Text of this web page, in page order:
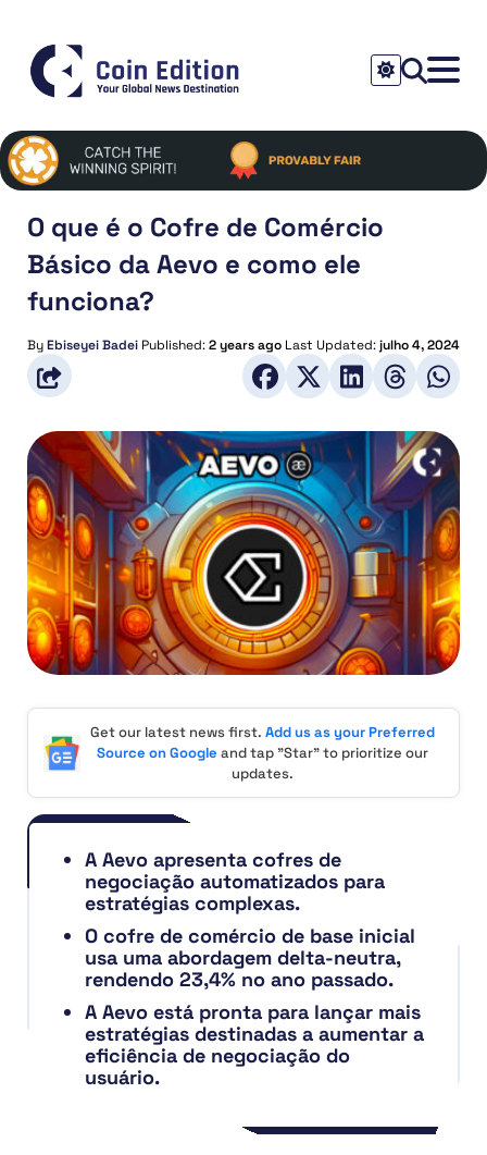
O que é o Cofre de Comércio
Básico da Aevo e como ele
funciona?
ByEbiseyei Badei Published:2 years ago Last Updated:julho 4, 2024
Get our latest news first. Add us as your Preferred
Source on Google and tap "Star" to prioritize our
updates.
A Aevo apresenta cofres de
negociação automatizados para
estratégias complexas.
O cofre de comércio de base inicial
usa uma abordagem delta-neutra,
rendendo 23,4% no ano passado.
A Aevo está pronta para lançar mais
estratégias destinadas a aumentar a
eficiência de negociação do
usuário.